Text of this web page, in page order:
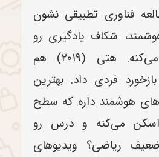
مطالعه فناوری تطبیقی نشون
شکاف یادگیری رو
۳۰٪ سریع‌تر پر می‌کنه. هتی (۲۰۱۹) هم
۱.۵ برای بازخورد فردی داد. بهترین
هوشمند داره که سطح
می‌کنه و درس رو
ریاضی؟ ویدیوهای